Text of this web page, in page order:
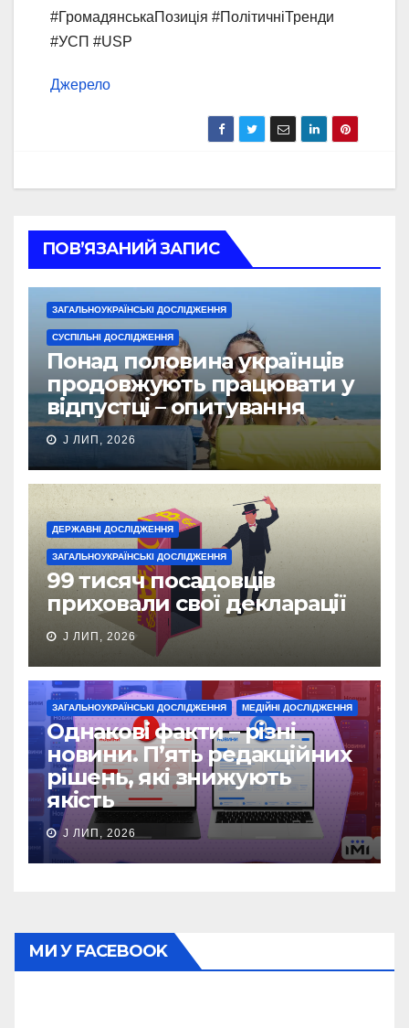
#ГромадянськаПозиція #ПолітичніТренди
#УСП #USP
Джерело
ПОВ’ЯЗАНИЙ ЗАПИС
ЗАГАЛЬНОУКРАЇНСЬКІ ДОСЛІДЖЕННЯ
СУСПІЛЬНІ ДОСЛІДЖЕННЯ
Понад половина українців
продовжують працювати у
відпустці – опитування
J ЛИП, 2026
ДЕРЖАВНІ ДОСЛІДЖЕННЯ
ЗАГАЛЬНОУКРАЇНСЬКІ ДОСЛІДЖЕННЯ
99 тисяч посадовців
приховали свої декларації
J ЛИП, 2026
ЗАГАЛЬНОУКРАЇНСЬКІ ДОСЛІДЖЕННЯ МЕДІЙНІ ДОСЛІДЖЕННЯ
Однакові факти – різні
новини. П’ять редакційних
рішень, які знижують
якість
J ЛИП, 2026
МИ У FACEBOOK